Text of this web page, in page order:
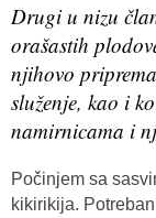
Drugi u nizu
orašastih
njihovo
služenje, kao i
namirnicama i
Počinjem sa
kikirikija.